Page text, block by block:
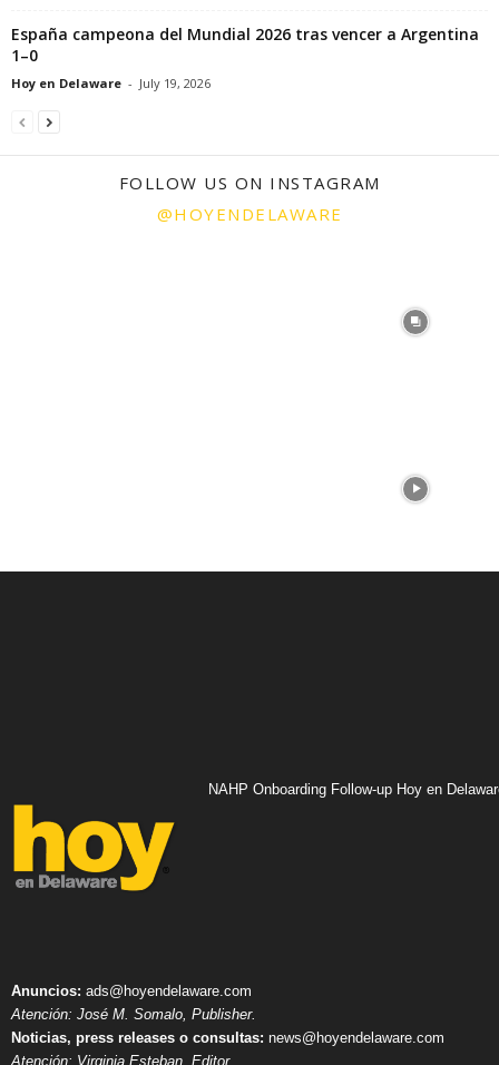
España campeona del Mundial 2026 tras vencer a Argentina
1–0
Hoy en Delaware - July 19, 2026
FOLLOW US ON INSTAGRAM
@HOYENDELAWARE
NAHP Onboarding Follow-up Hoy en
Anuncios: ads@hoyendelaware.com
Atención: José M. Somalo, Publisher.
Noticias, press releases o consultas: news@hoyendelaware.com
Atención: Virginia Esteban, Editor.